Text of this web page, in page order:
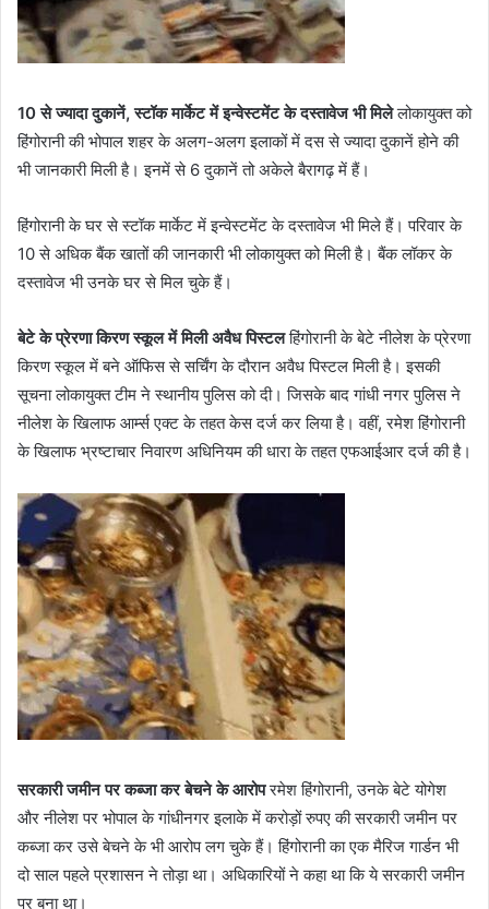
10 से ज्यादा दुकानें, स्टॉक मार्केट में इन्वेस्टमेंट के दस्तावेज भी मिलेलोकायुक्त को
हिंगोरानी की भोपाल शहर के अलग-अलग इलाकों में दस से ज्यादा दुकानें होने की
भी जानकारी मिली है। इनमें से 6 दुकानें तो अकेले बैरागढ़ में हैं।
हिंगोरानी के घर से स्टॉक मार्केट में इन्वेस्टमेंट के दस्तावेज भी मिले हैं। परिवार के
10 से अधिक बैंक खातों की जानकारी भी लोकायुक्त को मिली है। बैंक लॉकर के
दस्तावेज भी उनके घर से मिल चुके हैं।
बेटे के प्रेरणा किरण स्कूल में मिली अवैध पिस्टलहिंगोरानी के बेटे नीलेश के प्रेरणा
किरण स्कूल में बने ऑफिस से सर्चिंग के दौरान अवैध पिस्टल मिली है। इसकी
सूचना लोकायुक्त टीम ने स्थानीय पुलिस को दी। जिसके बाद गांधी नगर पुलिस ने
नीलेश के खिलाफ आर्म्स एक्ट के तहत केस दर्ज कर लिया है। वहीं, रमेश हिंगोरानी
के खिलाफ भ्रष्टाचार निवारण अधिनियम की धारा के तहत एफआईआर दर्ज की है।
सरकारी जमीन पर कब्जा कर बेचने के आरोपरमेश हिंगोरानी, उनके बेटे योगेश
और नीलेश पर भोपाल के गांधीनगर इलाके में करोड़ों रुपए की सरकारी जमीन पर
कब्जा कर उसे बेचने के भी आरोप लग चुके हैं। हिंगोरानी का एक मैरिज गार्डन भी
दो साल पहले प्रशासन ने तोड़ा था। अधिकारियों ने कहा था कि ये सरकारी जमीन
पर बना था।